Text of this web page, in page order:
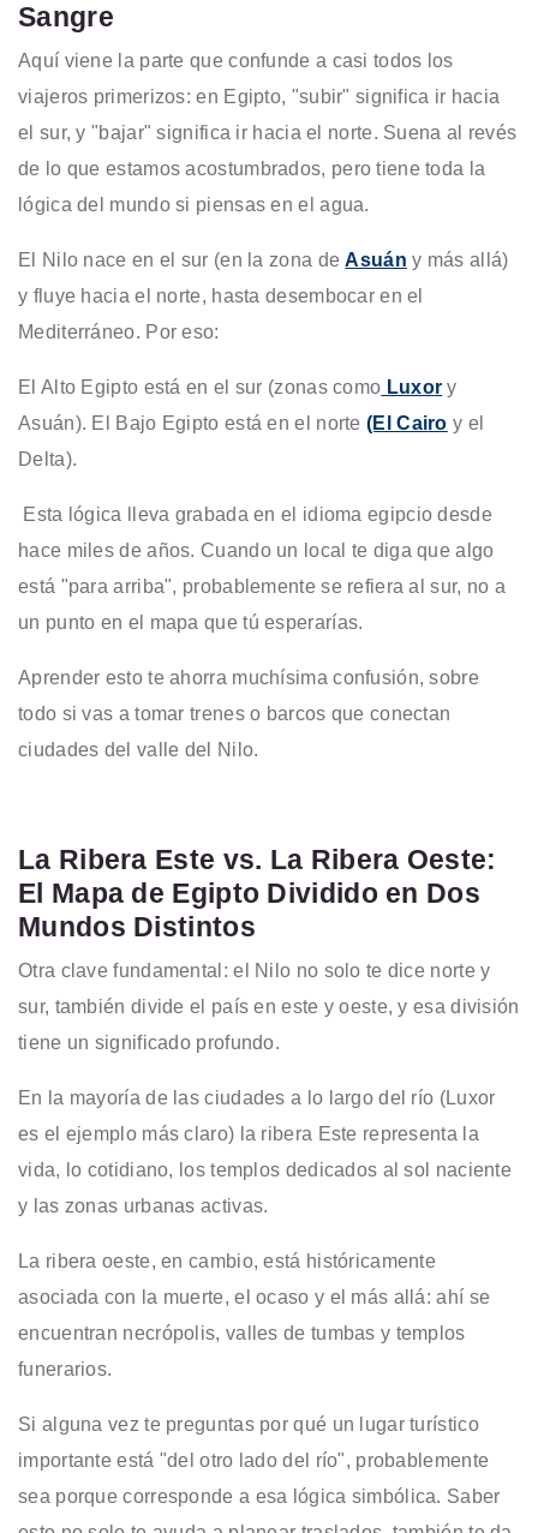
Sangre
Aquí viene la parte que confunde a casi todos los
viajeros primerizos: en Egipto, "subir" significa ir hacia
el sur, y "bajar" significa ir hacia el norte. Suena al revés
de lo que estamos acostumbrados, pero tiene toda la
lógica del mundo si piensas en el agua.
El Nilo nace en el sur (en la zona deAsuán y más allá)
y fluye hacia el norte, hasta desembocar en el
Mediterráneo. Por eso:
El Alto Egipto está en el sur (zonas como Luxor y
Asuán). El Bajo Egipto está en el norte(El Cairo y el
Delta).
Esta lógica lleva grabada en el idioma egipcio desde
hace miles de años. Cuando un local te diga que algo
está "para arriba", probablemente se refiera al sur, no a
un punto en el mapa que tú esperarías.
Aprender esto te ahorra muchísima confusión, sobre
todo si vas a tomar trenes o barcos que conectan
ciudades del valle del Nilo.
La Ribera Este vs. La Ribera Oeste:
El Mapa de Egipto Dividido en Dos
Mundos Distintos
Otra clave fundamental: el Nilo no solo te dice norte y
sur, también divide el país en este y oeste, y esa división
tiene un significado profundo.
En la mayoría de las ciudades a lo largo del río (Luxor
es el ejemplo más claro) la ribera Este representa la
vida, lo cotidiano, los templos dedicados al sol naciente
y las zonas urbanas activas.
La ribera oeste, en cambio, está históricamente
asociada con la muerte, el ocaso y el más allá: ahí se
encuentran necrópolis, valles de tumbas y templos
funerarios.
Si alguna vez te preguntas por qué un lugar turístico
importante está "del otro lado del río", probablemente
sea porque corresponde a esa lógica simbólica. Saber